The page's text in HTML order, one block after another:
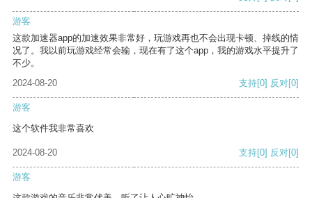
游客
这款加速器app的加速效果非常好，玩游戏再也不会出现卡顿、掉线的情
况了。我以前玩游戏经常会输，现在有了这个app，我的游戏水平提升了
不少。
2024-08-20
支持[0] 反对[0]
游客
这个软件我非常喜欢
2024-08-20 支持[0] 反对[0]
游客